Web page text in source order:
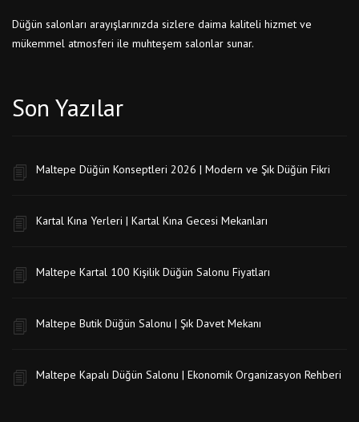
Düğün salonları arayışlarınızda sizlere daima kaliteli hizmet ve
mükemmel atmosferi ile muhteşem salonlar sunar.
Son Yazılar
Maltepe Düğün Konseptleri 2026 | Modern ve Şık Düğün Fikri
Kartal Kına Yerleri | Kartal Kına Gecesi Mekanları
Maltepe Kartal 100 Kişilik Düğün Salonu Fiyatları
Maltepe Butik Düğün Salonu | Şık Davet Mekanı
Maltepe Kapalı Düğün Salonu | Ekonomik Organizasyon Rehberi